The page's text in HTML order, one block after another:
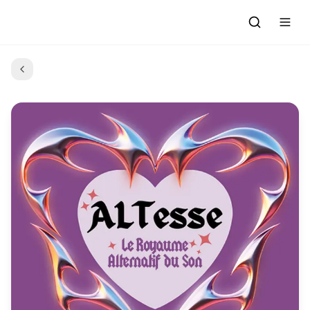
Actualités
Evénements à venir
Emissions
Grille des Programmes
C'était quoi ce morceau?
L'Association
L'équipe et les bénévoles
Nous rejoindre : Participer
Les Ateliers Radio
Les créations des Ateliers
Nos prestations